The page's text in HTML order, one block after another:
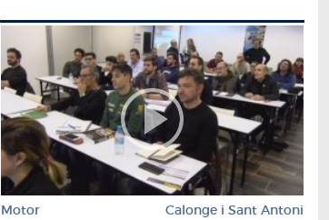
Motor Calonge i Sant Antoni